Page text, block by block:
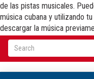
de las pistas musicales.
música cubana y utilizando
descargar la música